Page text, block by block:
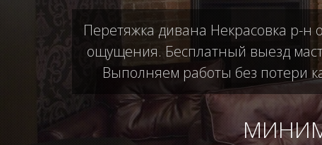
Перетяжка дивана Некрасовка р-н
ощущения. Бесплатный выезд
Выполняем работы без потери